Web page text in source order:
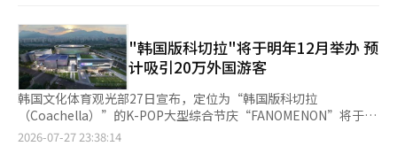
21.3%。如果这一趋势持续，预计将超过去年的1894万的年记
录，接近今年的2300万目标。 朴成赫表示：“2200万的目标应该
可以轻松超越，个人认为2300万也是有可能的。”他密切关注入
境人数、地方机场入境客增速、国际航班座位供应量、邮轮入境等
市场变化指标。 ◆ 韩国旅游也应该合理定价 他指出，随着市场的
增长，韩国旅游面临的问题也不容忽视。最大的困扰是“首都圈集
中”和“价格竞争力”。 虽然首尔因人流涌入而担心过度旅游，
但地方的住宿设施却严重不足。更大的问题是，低价产品的收益往
运动员村的特殊性，准备组将基于区域中心讨论行政和医疗等细致
的支持方案。 此外，预计将有大量民众前来观赛，政府将建立应
对突发情况的危机管理和响应机制，以保障国民安全。 借此赛事
还将推动来韩旅游和体育交流的活跃。文化体育部考虑到日本国内
对“K-文化”的高度关注，将在名古屋港附近的“Live
Nagoya”设立宣传K-文化和K-体育的韩国馆。在亚残运会期间的
10月20日，将举办各国残奥委员会（NPC）、亚洲残奥委员会
（AsPC）等参加的体育交流活动“韩国之夜”。 文化体育部体育
万6559亿韩元）增长了50.8%。特别是与去年9月累计消费额突破
10万亿韩元相比，达成时间提前了约3个月。 6月一个月，外国游
客的信用卡消费额为2万544亿韩元，同比激增66.4%。继5月之
后，连续两个月超过2万亿韩元。 外国游客的足迹从集中在首都圈
向地方扩散，这一点也令人鼓舞。根据韩国文化旅游研究院的
《2026年第二季度外来游客调查（初步）》结果，来韩外国人的
地区访问率达34.2%，较去年同期（31.4%）上升了2.8个百分
点。 通过地方机场入境的外国人数大幅增加也引人注目。6月一个
"韩国版科切拉"将于明年12月举办 预
计吸引20万外国游客
韩国文化体育观光部27日宣布，定位为“韩国版科切拉
（Coachella）”的K-POP大型综合节庆“FANOMENON”将于明
年12月2日至12日在位于首尔市道峰区仓洞的首尔竞技场（Seoul
2026-07-27 23:38:14